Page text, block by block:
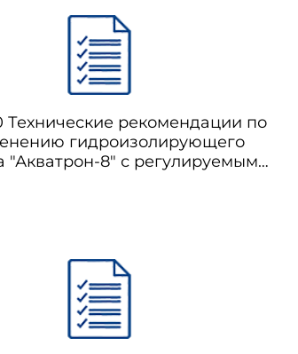
Технические рекомендации по
гидроизолирующего
"Акватрон-8" с регулируемым